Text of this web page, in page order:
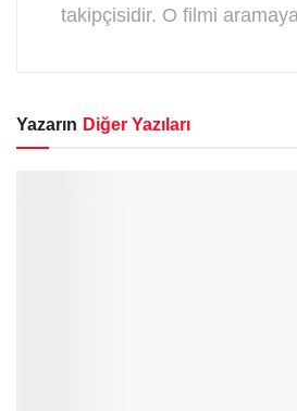
takipçisidir. O filmi
Yazarın Diğer Yazıları